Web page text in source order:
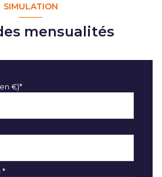
SIMULATION
mensualités
€)*
*